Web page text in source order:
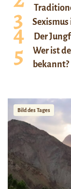
Der
Wer ist
bekannt?
Bild des Tages